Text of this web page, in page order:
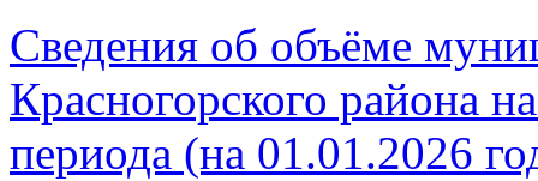
Сведения об объёме
Красногорского района
периода (на 01.01.2026